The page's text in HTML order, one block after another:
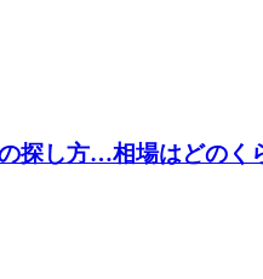
探し方…相場はどのく